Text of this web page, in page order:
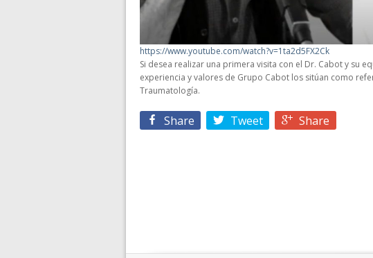
https://www.youtube.com/watch?v=1ta2d5FX2Ck
Si desea realizar una primera visita con el Dr. Cabot y su
experiencia y valores de Grupo Cabot los sitúan como
Traumatología.
Share Tweet Share